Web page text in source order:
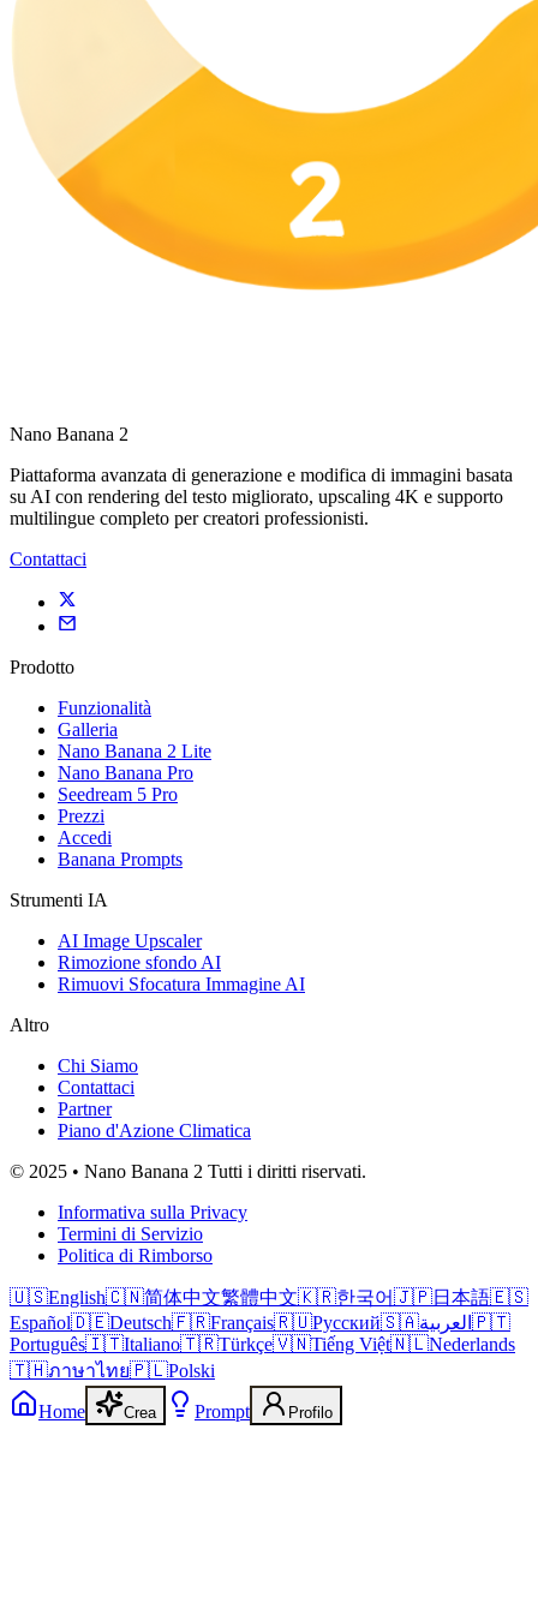
Nano Banana 2
Piattaforma avanzata di generazione e modifica di immagini basata
su AI con rendering del testo migliorato, upscaling 4K e supporto
multilingue completo per creatori professionisti.
Contattaci
Prodotto
Funzionalità
Galleria
Nano Banana 2 Lite
Nano Banana Pro
Seedream 5 Pro
Prezzi
Accedi
Banana Prompts
Strumenti IA
AI Image Upscaler
Rimozione sfondo AI
Rimuovi Sfocatura Immagine AI
Altro
Chi Siamo
Contattaci
Partner
Piano d'Azione Climatica
© 2025 • Nano Banana 2 Tutti i diritti riservati.
Informativa sulla Privacy
Termini di Servizio
Politica di Rimborso
🇺🇸English🇨🇳简体中文繁體中文🇰🇷한국어🇯🇵日本語🇪🇸
Español🇩🇪Deutsch🇫🇷Français🇷🇺Русский🇸🇦العربية 🇵🇹
Português🇮🇹Italiano🇹🇷Türkçe🇻🇳Tiếng Việt🇳🇱Nederlands
🇹🇭ภาษาไทย🇵🇱Polski
Home
Crea Prompt Profilo